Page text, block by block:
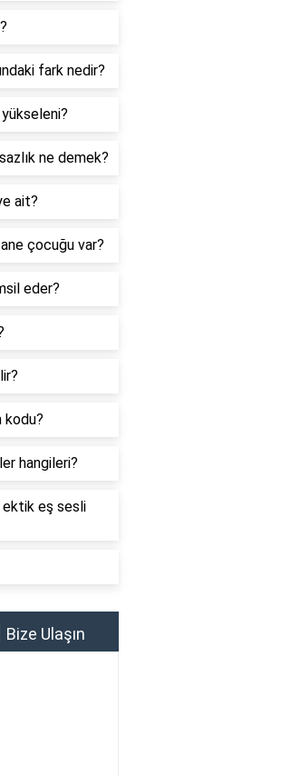
fark nedir?
ne demek?
ait?
çocuğu var?
eder?
kodu?
hangileri?
ektik eş sesli
Bize Ulaşın